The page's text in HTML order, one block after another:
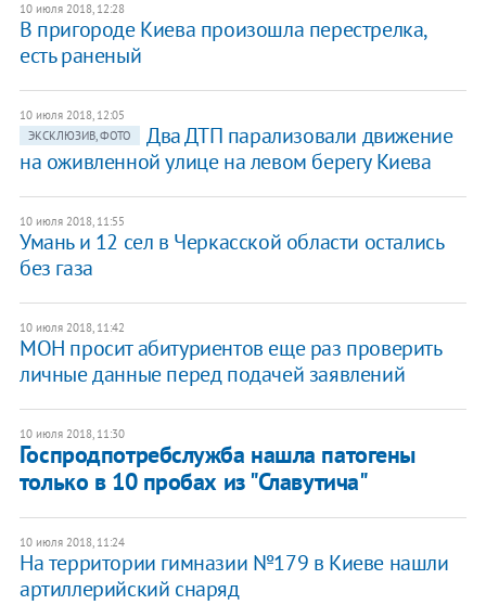
10 июля 2018, 12:28
В пригороде Киева произошла перестрелка,
есть раненый
10 июля 2018, 12:05
ЭКСКЛЮЗИВ, ФОТО
Два ДТП парализовали движение
на оживленной улице на левом берегу Киева
10 июля 2018, 11:55
Умань и 12 сел в Черкасской области остались
без газа
10 июля 2018, 11:42
МОН просит абитуриентов еще раз проверить
личные данные перед подачей заявлений
10 июля 2018, 11:30
Госпродпотребслужба нашла патогены
только в 10 пробах из "Славутича"
10 июля 2018, 11:24
​На территории гимназии №179 в Киеве нашли
артиллерийский снаряд